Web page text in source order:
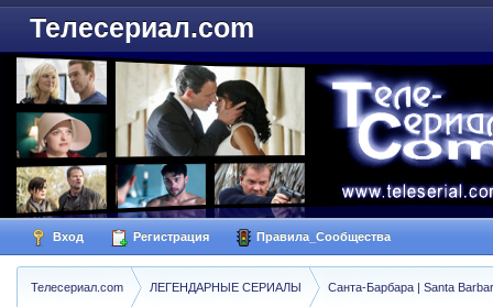
Телесериал.com
Вход Регистрация Правила_Сообщества
Телесериал.com ЛЕГЕНДАРНЫЕ СЕРИАЛЫ Санта-Барбара | Santa